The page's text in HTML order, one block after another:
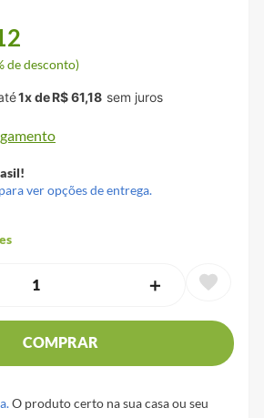
de desconto)
1x deR$61,18
ver opções de entrega.
＋
COMPRAR
O produto certo na sua casa ou seu